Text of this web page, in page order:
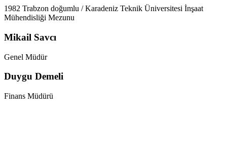
1982 Trabzon doğumlu / Karadeniz Teknik Üniversitesi İnşaat
Mühendisliği Mezunu
Mikail Savcı
Genel Müdür
Duygu Demeli
Finans Müdürü